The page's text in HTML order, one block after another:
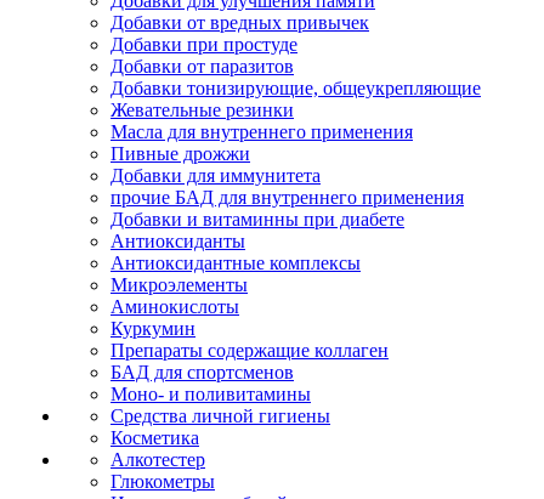
Добавки от вредных привычек
Добавки при простуде
Добавки от паразитов
Добавки тонизирующие, общеукрепляющие
Жевательные резинки
Масла для внутреннего применения
Пивные дрожжи
Добавки для иммунитета
прочие БАД для внутреннего применения
Добавки и витаминны при диабете
Антиоксиданты
Антиоксидантные комплексы
Микроэлементы
Аминокислоты
Куркумин
Препараты содержащие коллаген
БАД для спортсменов
Моно- и поливитамины
Средства личной гигиены
Косметика
Алкотестер
Глюкометры